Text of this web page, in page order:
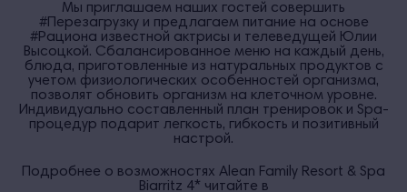
Мы приглашаем наших гостей совершить
#Перезагрузку и предлагаем питание на основе
#Рациона известной актрисы и телеведущей Юлии
Высоцкой. Сбалансированное меню на каждый день,
блюда, приготовленные из натуральных продуктов с
учетом физиологических особенностей организма,
позволят обновить организм на клеточном уровне.
Индивидуально составленный план тренировок и Spa-
процедур подарит легкость, гибкость и позитивный
настрой.
Подробнее о возможностях Alean Family Resort & Spa
Biarritz 4* читайте в